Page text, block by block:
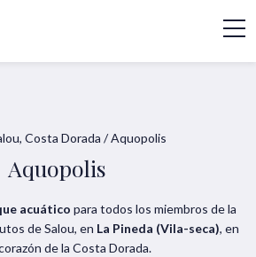
Costa Dorada /Aquopolis
Aquopolis
acuático para todos los miembros de la
de Salou, en La Pineda (Vila-seca), en
de la Costa Dorada.